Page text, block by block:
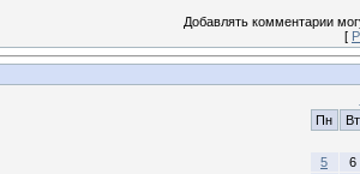
Добавлять комментарии
[
Пн
Вт
5
6